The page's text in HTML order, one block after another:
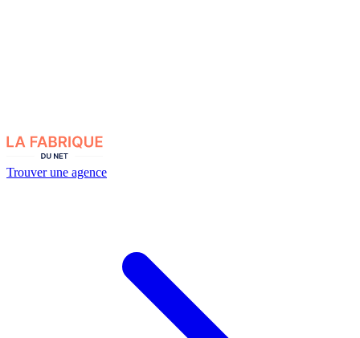
Trouver une agence